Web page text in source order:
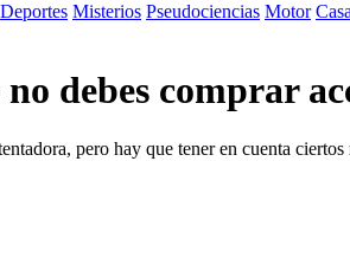
Deportes Misterios Pseudociencias Motor
debes comprar
pero hay que tener en cuenta